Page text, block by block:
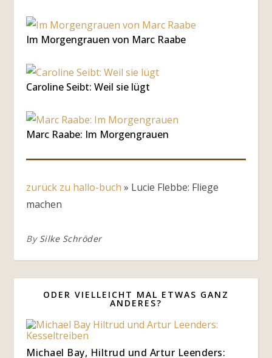
Im Morgengrauen von Marc Raabe
Caroline Seibt: Weil sie lügt
Marc Raabe: Im Morgengrauen
zurück zu hallo-buch » Lucie Flebbe: Fliege
machen
By Silke Schröder
ODER VIELLEICHT MAL ETWAS GANZ
ANDERES?
Michael Bay, Hiltrud und Artur Leenders: